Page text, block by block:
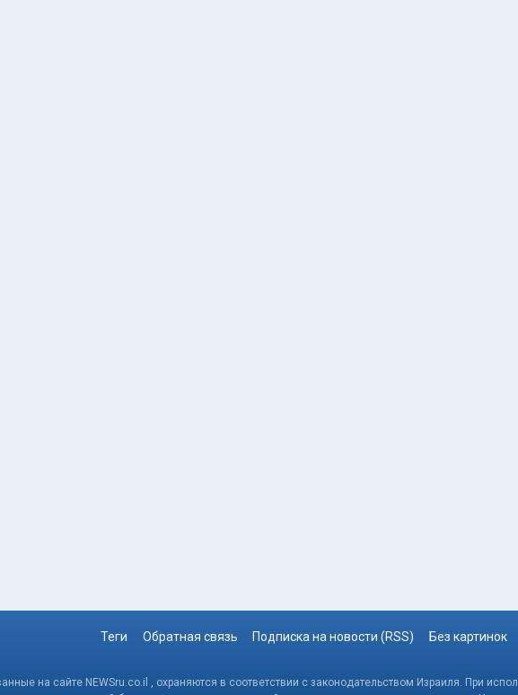
Теги Обратная связь Подписка на новости (RSS) Без картинок
на сайте NEWSru.co.il , охраняются в соответствии с законодательством Израиля. При